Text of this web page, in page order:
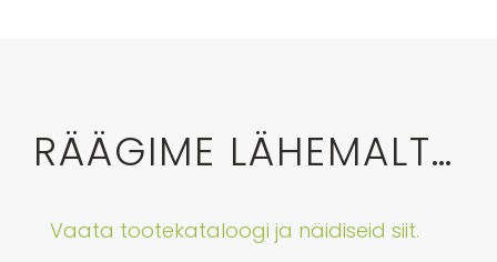
RÄÄGIME LÄHEMALT…
Vaata tootekataloogi ja näidiseid siit.